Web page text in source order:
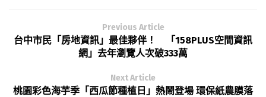
Previous Article
台中市民「房地資訊」最佳夥伴！ 「158PLUS空間資訊
網」去年瀏覽人次破333萬
Next Article
桃園彩色海芋季「西瓜節種植日」熱鬧登場 環保紙農膜落